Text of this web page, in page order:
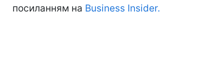
посиланням на Business Insider.